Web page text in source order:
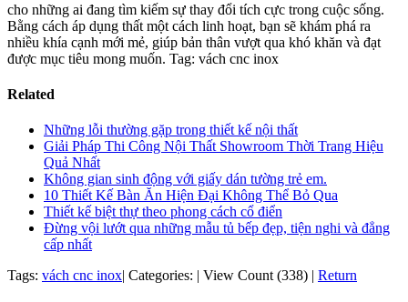
cho những ai đang tìm kiếm sự thay đổi tích cực trong cuộc sống.
Bằng cách áp dụng thất một cách linh hoạt, bạn sẽ khám phá ra
nhiều khía cạnh mới mẻ, giúp bản thân vượt qua khó khăn và đạt
được mục tiêu mong muốn. Tag: vách cnc inox
Related
Những lỗi thường gặp trong thiết kế nội thất
Giải Pháp Thi Công Nội Thất Showroom Thời Trang Hiệu
Quả Nhất
Không gian sinh động với giấy dán tường trẻ em.
10 Thiết Kế Bàn Ăn Hiện Đại Không Thể Bỏ Qua
Thiết kế biệt thự theo phong cách cổ điển
Đừng vội lướt qua những mẫu tủ bếp đẹp, tiện nghi và đẳng
cấp nhất
Tags: vách cnc inox| Categories: | View Count (338) | Return